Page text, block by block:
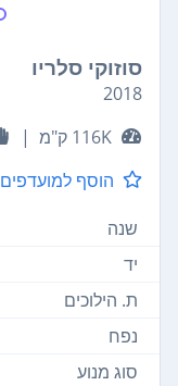
סוזוקי סלריו
2018
116K ק"מ
|
הוסף למועדפים
שנה
יד
ת. הילוכים
נפח
סוג מנוע